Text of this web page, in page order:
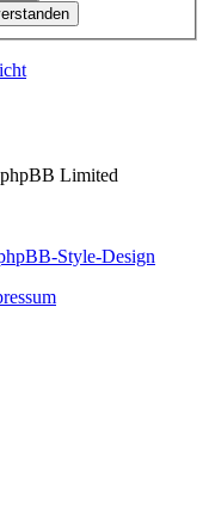
Limited
Style-Design